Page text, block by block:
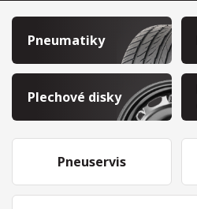
Pneumatiky
Plechové disky
Pneuservis